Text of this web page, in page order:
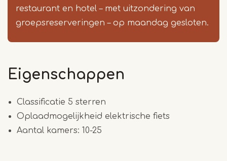
restaurant en hotel – met uitzondering van
groepsreserveringen – op maandag gesloten.
Eigenschappen
Classificatie 5 sterren
Oplaadmogelijkheid elektrische fiets
Aantal kamers: 10-25